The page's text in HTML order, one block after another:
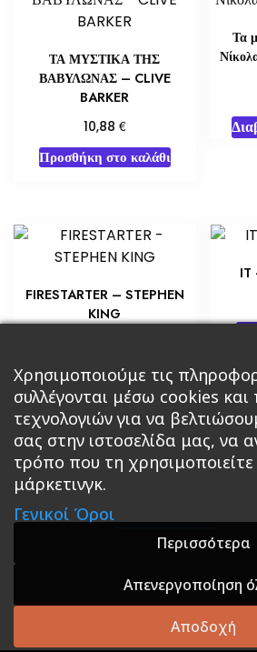
ΤΑ ΜΥΣΤΙΚΑ ΤΗΣ
ΒΑΒΥΛΩΝΑΣ – CLIVE
BARKER
10,88 €
Προσθήκη στο καλάθι
Τα
FIRESTARTER – STEPHEN
KING
Προσθήκη στο καλάθι
IT
Κεντρική Βιβλία
Roleplaying Games Ψυχαγωγία
Σε Προσφορά
A theme by GradientThemes - A
Themes
Χρησιμοποιούμε τις
συλλέγονται μέσω cookies
τεχνολογιών για να
σας στην ιστοσελίδα μας, να
τρόπο που τη
μάρκετινγκ.
Γενικοί Όροι
Περισσότερα
Απενεργοποίηση
Αποδοχή